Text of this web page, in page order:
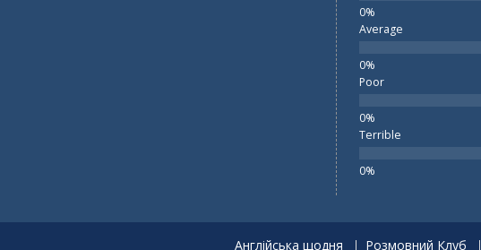
Average
Poor
Terrible
Англійська щодня Розмовний Клуб